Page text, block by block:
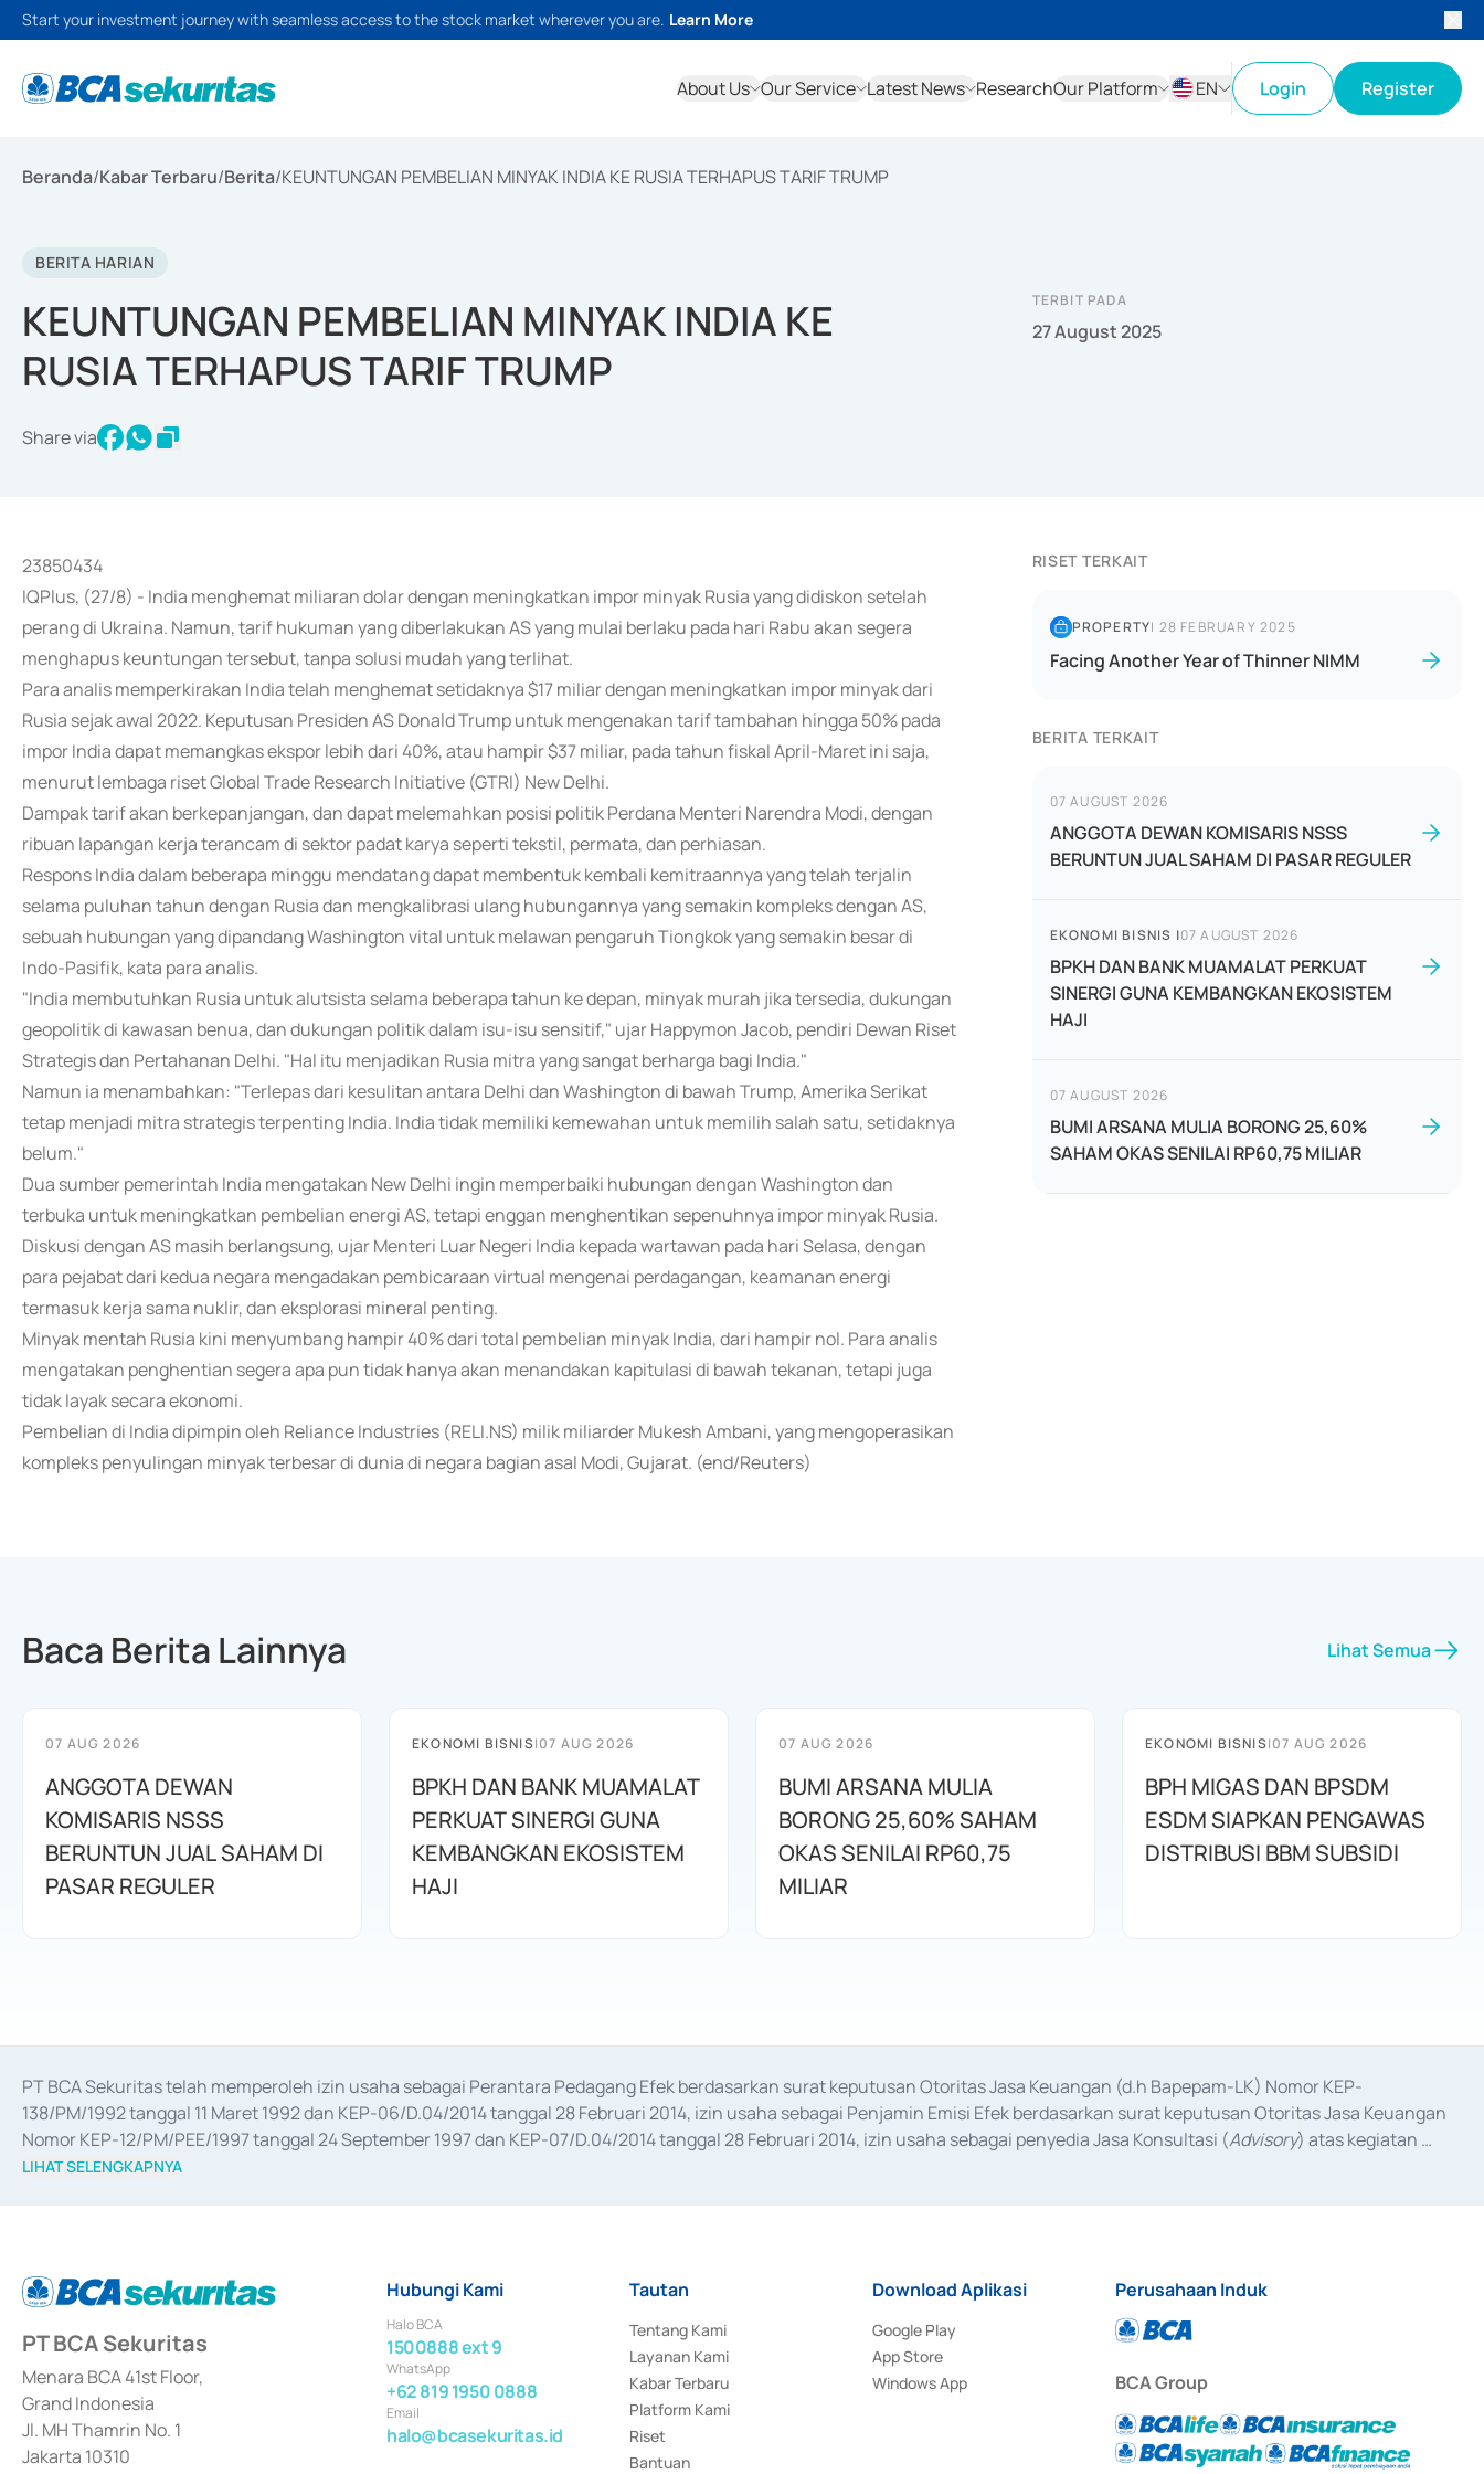
Start your investment journey with seamless access to the stock market wherever you are. Learn More
About Us Our Service Latest News ResearchOur Platform
EN
Login Register
Beranda/Kabar Terbaru/Berita/KEUNTUNGAN PEMBELIAN MINYAK INDIA KE RUSIA TERHAPUS TARIF TRUMP
BERITA HARIAN
KEUNTUNGAN PEMBELIAN MINYAK INDIA KE
RUSIA TERHAPUS TARIF TRUMP
Share via
TERBIT PADA
27 August 2025
23850434
IQPlus, (27/8) - India menghemat miliaran dolar dengan meningkatkan impor minyak Rusia yang didiskon setelah
perang di Ukraina. Namun, tarif hukuman yang diberlakukan AS yang mulai berlaku pada hari Rabu akan segera
menghapus keuntungan tersebut, tanpa solusi mudah yang terlihat.
Para analis memperkirakan India telah menghemat setidaknya $17 miliar dengan meningkatkan impor minyak dari
Rusia sejak awal 2022. Keputusan Presiden AS Donald Trump untuk mengenakan tarif tambahan hingga 50% pada
impor India dapat memangkas ekspor lebih dari 40%, atau hampir $37 miliar, pada tahun fiskal April-Maret ini saja,
menurut lembaga riset Global Trade Research Initiative (GTRI) New Delhi.
Dampak tarif akan berkepanjangan, dan dapat melemahkan posisi politik Perdana Menteri Narendra Modi, dengan
ribuan lapangan kerja terancam di sektor padat karya seperti tekstil, permata, dan perhiasan.
Respons India dalam beberapa minggu mendatang dapat membentuk kembali kemitraannya yang telah terjalin
selama puluhan tahun dengan Rusia dan mengkalibrasi ulang hubungannya yang semakin kompleks dengan AS,
sebuah hubungan yang dipandang Washington vital untuk melawan pengaruh Tiongkok yang semakin besar di
Indo-Pasifik, kata para analis.
"India membutuhkan Rusia untuk alutsista selama beberapa tahun ke depan, minyak murah jika tersedia, dukungan
geopolitik di kawasan benua, dan dukungan politik dalam isu-isu sensitif," ujar Happymon Jacob, pendiri Dewan Riset
Strategis dan Pertahanan Delhi. "Hal itu menjadikan Rusia mitra yang sangat berharga bagi India."
Namun ia menambahkan: "Terlepas dari kesulitan antara Delhi dan Washington di bawah Trump, Amerika Serikat
tetap menjadi mitra strategis terpenting India. India tidak memiliki kemewahan untuk memilih salah satu, setidaknya
belum."
Dua sumber pemerintah India mengatakan New Delhi ingin memperbaiki hubungan dengan Washington dan
terbuka untuk meningkatkan pembelian energi AS, tetapi enggan menghentikan sepenuhnya impor minyak Rusia.
Diskusi dengan AS masih berlangsung, ujar Menteri Luar Negeri India kepada wartawan pada hari Selasa, dengan
para pejabat dari kedua negara mengadakan pembicaraan virtual mengenai perdagangan, keamanan energi
termasuk kerja sama nuklir, dan eksplorasi mineral penting.
Minyak mentah Rusia kini menyumbang hampir 40% dari total pembelian minyak India, dari hampir nol. Para analis
mengatakan penghentian segera apa pun tidak hanya akan menandakan kapitulasi di bawah tekanan, tetapi juga
tidak layak secara ekonomi.
Pembelian di India dipimpin oleh Reliance Industries (RELI.NS) milik miliarder Mukesh Ambani, yang mengoperasikan
kompleks penyulingan minyak terbesar di dunia di negara bagian asal Modi, Gujarat. (end/Reuters)
RISET TERKAIT
PROPERTY| 28 FEBRUARY 2025
Facing Another Year of Thinner NIMM
BERITA TERKAIT
07 AUGUST 2026
ANGGOTA DEWAN KOMISARIS NSSS
BERUNTUN JUAL SAHAM DI PASAR REGULER
EKONOMI BISNIS |07 AUGUST 2026
BPKH DAN BANK MUAMALAT PERKUAT
SINERGI GUNA KEMBANGKAN EKOSISTEM
HAJI
07 AUGUST 2026
BUMI ARSANA MULIA BORONG 25,60%
SAHAM OKAS SENILAI RP60,75 MILIAR
Baca Berita Lainnya Lihat Semua
07 AUG 2026
ANGGOTA DEWAN
KOMISARIS NSSS
BERUNTUN JUAL SAHAM DI
PASAR REGULER
EKONOMI BISNIS|07 AUG 2026
BPKH DAN BANK MUAMALAT
PERKUAT SINERGI GUNA
KEMBANGKAN EKOSISTEM
HAJI
07 AUG 2026
BUMI ARSANA MULIA
BORONG 25,60% SAHAM
OKAS SENILAI RP60,75
MILIAR
EKONOMI BISNIS|07 AUG 2026
BPH MIGAS DAN BPSDM
ESDM SIAPKAN PENGAWAS
DISTRIBUSI BBM SUBSIDI
PT BCA Sekuritas telah memperoleh izin usaha sebagai Perantara Pedagang Efek berdasarkan surat keputusan Otoritas Jasa Keuangan (d.h Bapepam-LK) Nomor KEP-
138/PM/1992 tanggal 11 Maret 1992 dan KEP-06/D.04/2014 tanggal 28 Februari 2014, izin usaha sebagai Penjamin Emisi Efek berdasarkan surat keputusan Otoritas Jasa Keuangan
Nomor KEP-12/PM/PEE/1997 tanggal 24 September 1997 dan KEP-07/D.04/2014 tanggal 28 Februari 2014, izin usaha sebagai penyedia Jasa Konsultasi (Advisory) atas kegiatan
merger, akuisisi, divestasi, dan
LIHAT SELENGKAPNYA
PT BCA Sekuritas
Menara BCA 41st Floor,
Grand Indonesia
Jl. MH Thamrin No. 1
Jakarta 10310
Hubungi Kami
Halo BCA
1500888 ext 9
WhatsApp
+62 819 1950 0888
Email
halo@bcasekuritas.id
Tautan
Tentang Kami
Layanan Kami
Kabar Terbaru
Platform Kami
Riset
Bantuan
Download Aplikasi
Google Play
App Store
Windows App
Perusahaan Induk
BCA Group